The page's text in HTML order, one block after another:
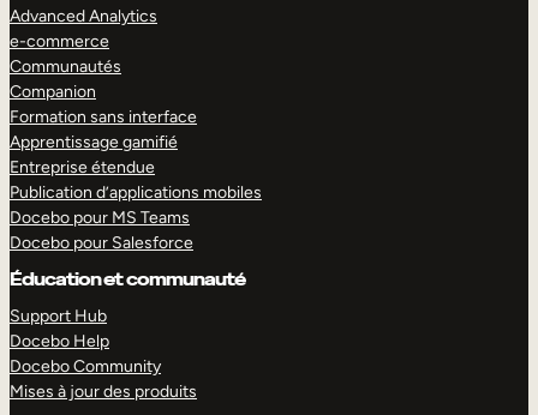
Advanced Analytics
e-commerce
Communautés
Companion
Formation sans interface
Apprentissage gamifié
Entreprise étendue
Publication d’applications mobiles
Docebo pour MS Teams
Docebo pour Salesforce
Éducation et communauté
Support Hub
Docebo Help
Docebo Community
Mises à jour des produits